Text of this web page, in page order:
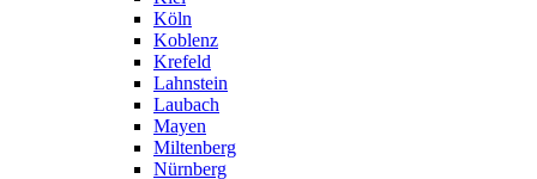
Köln
Koblenz
Krefeld
Lahnstein
Laubach
Mayen
Miltenberg
Nürnberg